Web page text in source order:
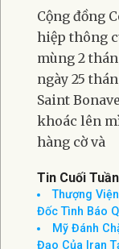
Cộng đồng
hiệp thông
mùng 2
ngày 25
Saint
khoác lên
hàng cờ và
Tin Cuối
Thượng
Đốc Tình Báo
Mỹ Đánh
Đạo Của Iran